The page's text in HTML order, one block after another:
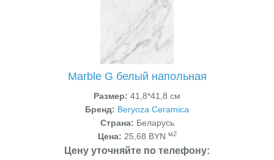
Marble G белый напольная
Размер: 41,8*41,8 см
Бренд: Beryoza Ceramica
Страна: Беларусь
Цена: 25,68 BYN м2
Цену уточняйте по телефону: